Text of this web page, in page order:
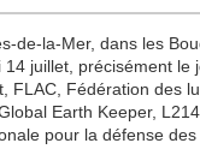
de-la-Mer, dans les
juillet, précisément
FLAC, Fédération des
Earth Keeper,
pour la défense